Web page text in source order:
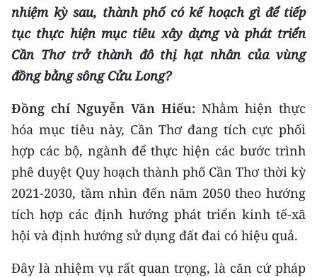
nhiệm kỳ sau, thành phố có kế hoạch gì để tiếp
tục thực hiện mục tiêu xây dựng và phát triển
Cần Thơ trở thành đô thị hạt nhân của vùng
đồng bằng sông Cửu Long?
Đồng chí Nguyễn Văn Hiếu: Nhằm hiện thực
hóa mục tiêu này, Cần Thơ đang tích cực phối
hợp các bộ, ngành để thực hiện các bước trình
phê duyệt Quy hoạch thành phố Cần Thơ thời kỳ
2021-2030, tầm nhìn đến năm 2050 theo hướng
tích hợp các định hướng phát triển kinh tế-xã
hội và định hướng sử dụng đất đai có hiệu quả.
Đây là nhiệm vụ rất quan trọng, là căn cứ pháp